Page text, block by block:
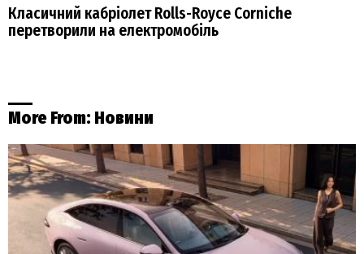
Класичний кабріолет Rolls-Royce Corniche
перетворили на електромобіль
More From: Новини